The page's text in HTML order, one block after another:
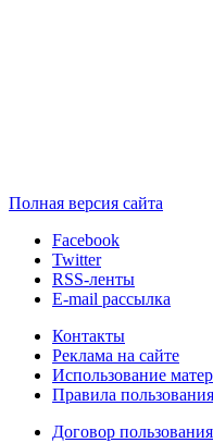
Полная версия сайта
Facebook
Twitter
RSS-ленты
E-mail рассылка
Контакты
Реклама на сайте
Использование
Правила
Договор